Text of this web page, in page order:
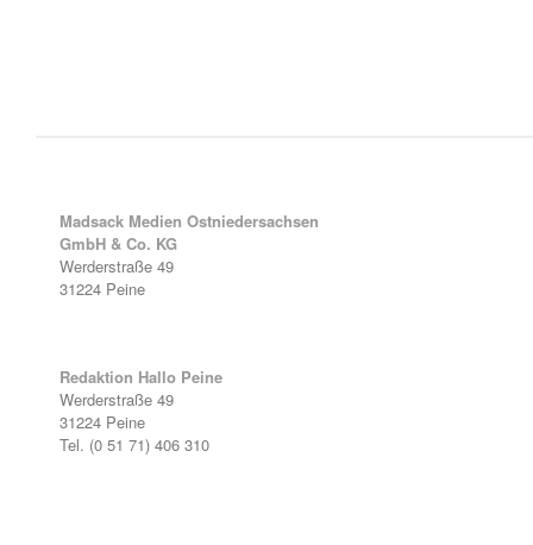
Madsack Medien Ostniedersachsen
GmbH & Co. KG
Werderstraße 49
31224 Peine
Redaktion Hallo Peine
Werderstraße 49
31224 Peine
Tel. (0 51 71) 406 310